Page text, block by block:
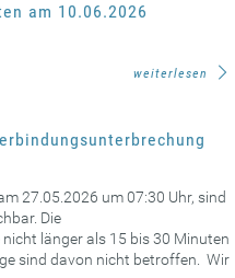
am 10.06.2026
weiterlesen
27.05.2026 um 07:30 Uhr, sind
Die
länger als 15 bis 30 Minuten
sind davon nicht betroffen. Wir